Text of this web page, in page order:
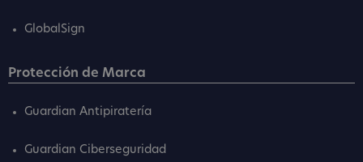
GlobalSign
Protección de Marca
Guardian Antipiratería
Guardian Ciberseguridad